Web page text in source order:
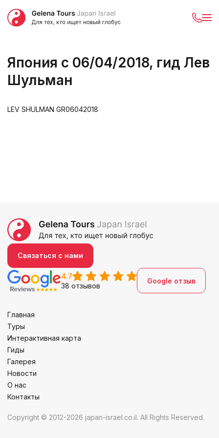
Япония с 06/04/2018, гид Лев
Шульман
LEV SHULMAN GR06042018
Связаться с нами
4.7
38 отзывов
Google отзыв
Главная
Туры
Интерактивная карта
Гиды
Галерея
Новости
О нас
Контакты
Copyright © 2012-2026 japan-israel.co.il. All Rights Reserved.